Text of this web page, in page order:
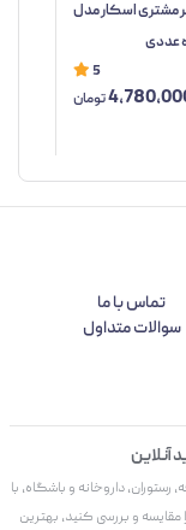
مشتری اسکار مدل
5
تومان
تماس با ما
سوالات متداول
آنلاین
داروخانه و باشگاه، با
و بررسی کنید، بهترین